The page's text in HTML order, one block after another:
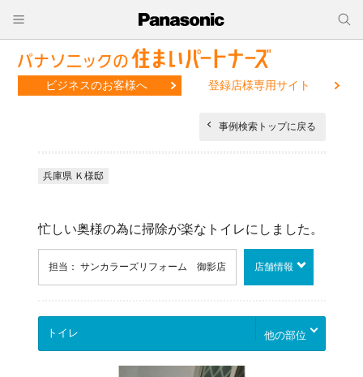
ビジネスのお客様へ 登録店様専用サイト
事例検索トップに戻る
兵庫県 Ｋ様邸
忙しい奥様の為に掃除が楽なトイレにしました。
担当： サンカラーズリフォーム 御影店 店舗情報
他の部位